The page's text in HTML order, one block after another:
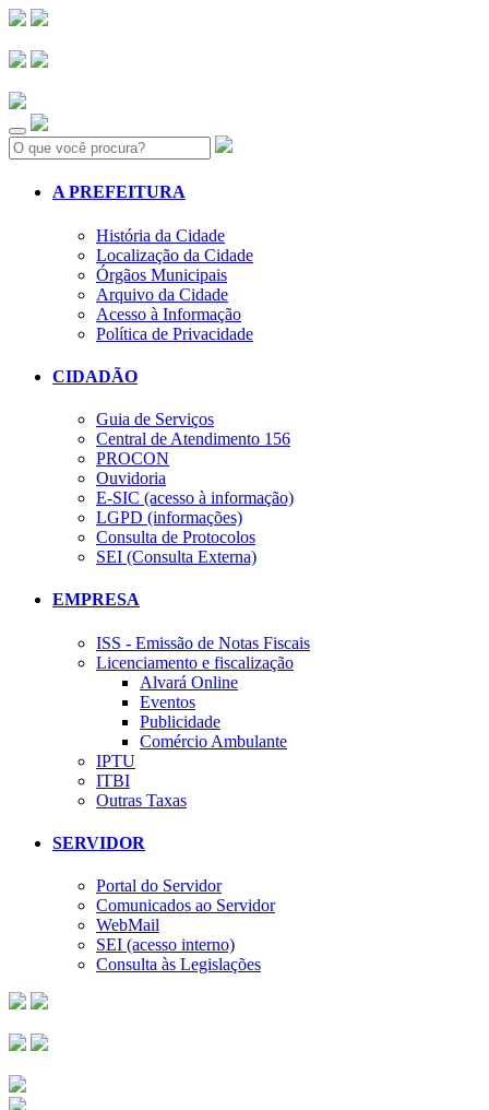
Search:
A PREFEITURA
História da Cidade
Localização da Cidade
Órgãos Municipais
Arquivo da Cidade
Acesso à Informação
Política de Privacidade
CIDADÃO
Guia de Serviços
Central de Atendimento 156
PROCON
Ouvidoria
E-SIC (acesso à informação)
LGPD (informações)
Consulta de Protocolos
SEI (Consulta Externa)
EMPRESA
ISS - Emissão de Notas Fiscais
Licenciamento e fiscalização
Alvará Online
Eventos
Publicidade
Comércio Ambulante
IPTU
ITBI
Outras Taxas
SERVIDOR
Portal do Servidor
Comunicados ao Servidor
WebMail
SEI (acesso interno)
Consulta às Legislações